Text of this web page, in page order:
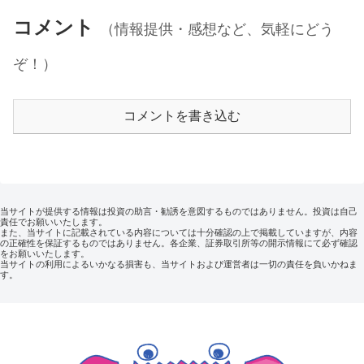
コメント
（情報提供・感想など、気軽にどう
ぞ！）
コメントを書き込む
当サイトが提供する情報は投資の助言・勧誘を意図するものではありません。投資は自己
責任でお願いいたします。
また、当サイトに記載されている内容については十分確認の上で掲載していますが、内容
の正確性を保証するものではありません。各企業、証券取引所等の開示情報にて必ず確認
をお願いいたします。
当サイトの利用によるいかなる損害も、当サイトおよび運営者は一切の責任を負いかねま
す。